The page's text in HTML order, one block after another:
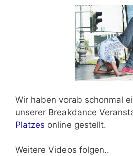
Wir haben vorab schonmal
unserer Breakdance
Platzes online gestellt.
Weitere Videos folgen..